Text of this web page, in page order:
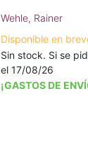
Wehle, Rainer
Disponible en
Sin stock. Si se
el 17/08/26
¡GASTOS DE